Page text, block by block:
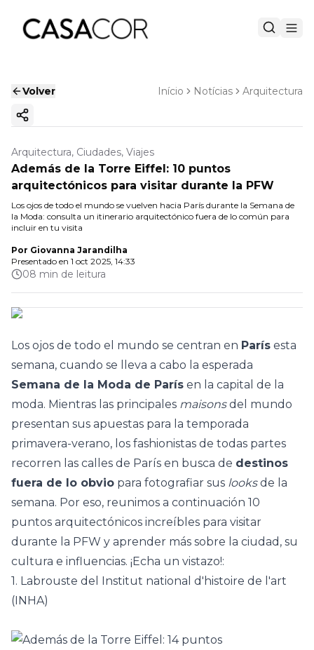
Volver Início Notícias Arquitectura
Copiar enlace
Arquitectura, Ciudades, Viajes
Además de la Torre Eiffel: 10 puntos
arquitectónicos para visitar durante la PFW
Los ojos de todo el mundo se vuelven hacia París durante la Semana de
la Moda: consulta un itinerario arquitectónico fuera de lo común para
incluir en tu visita
Por Giovanna Jarandilha
Presentado en 1 oct 2025, 14:33
08 min de leitura
Los ojos de todo el mundo se centran en París esta
semana, cuando se lleva a cabo la esperada
Semana de la Moda de París en la capital de la
moda. Mientras las principales maisonsdel mundo
presentan sus apuestas para la temporada
primavera-verano, los fashionistas de todas partes
recorren las calles de París en busca de destinos
fuera de lo obvio para fotografiar sus looksde la
semana. Por eso, reunimos a continuación 10
puntos arquitectónicos increíbles para visitar
durante la PFW y aprender más sobre la ciudad, su
cultura e influencias. ¡Echa un vistazo!:
1. Labrouste del Institut national d'histoire de l'art
(INHA)